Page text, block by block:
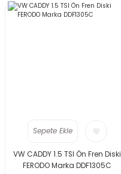
Sepete Ekle
VW CADDY 1.5 TSI Ön Fren Diski
FERODO Marka DDF1305C